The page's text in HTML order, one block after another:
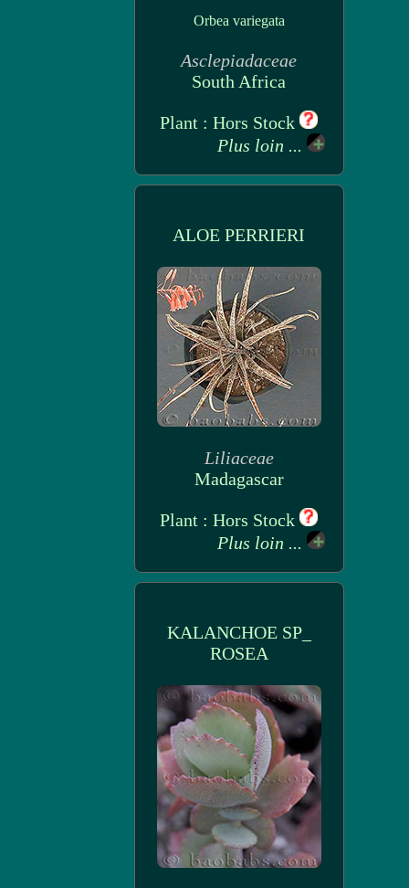
Orbea variegata
Asclepiadaceae
South Africa
Plant : Hors Stock
Plus loin ...
ALOE PERRIERI
Liliaceae
Madagascar
Plant : Hors Stock
Plus loin ...
KALANCHOE SP_
ROSEA